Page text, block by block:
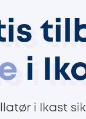
i
i Ikast